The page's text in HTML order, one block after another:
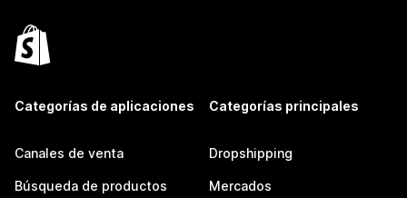
Categorías de aplicaciones
Canales de venta
Búsqueda de productos
Categorías principales
Dropshipping
Mercados